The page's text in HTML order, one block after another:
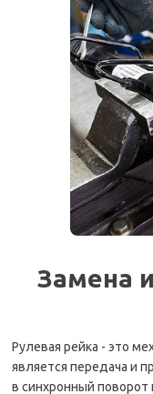
Замена
Рулевая рейка - это
является передача и
в синхронный